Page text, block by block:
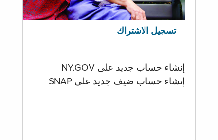
تسجيل الاشتراك
إنشاء حساب جديد على NY.GOV
إنشاء حساب ضيف جديد على SNAP